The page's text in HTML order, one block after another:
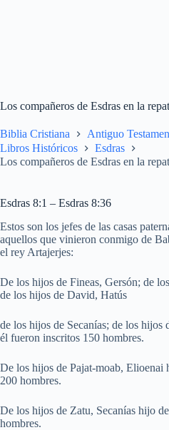
Los compañeros de Esdras en la
Biblia Cristiana
Antiguo
Libros Históricos
Esdras
Los compañeros de Esdras en la
Esdras 8:1 – Esdras 8:36
Estos son los jefes de las casas
aquellos que vinieron conmigo de
el rey Artajerjes:
De los hijos de Fineas, Gersón; de
de los hijos de David, Hatús
de los hijos de Secanías; de los hijos
él fueron inscritos 150 hombres.
De los hijos de Pajat-moab, Elioenai
200 hombres.
De los hijos de Zatu, Secanías hijo
hombres.